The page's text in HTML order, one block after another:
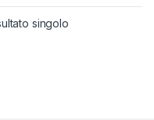
singolo